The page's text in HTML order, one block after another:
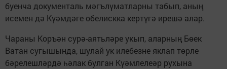
буенча документаль мәгълүматларны табып, аның
исемен дә Күәмдәге обелискка кертүгә ирешә алар.
Чараны Коръән сурә-аятьләре укып, аларның Бөек
Ватан сугышында, шулай ук илебезне яклап төрле
бәрелешләрдә һәлак булган Күәмлелеәр рухына